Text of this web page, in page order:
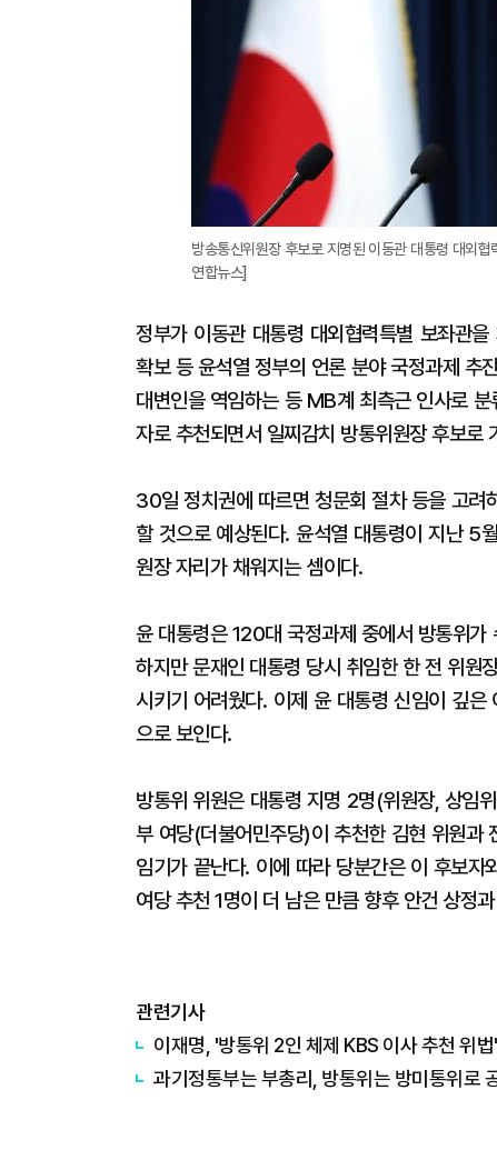
방송통신위원장 후보로 지명된 이동관 대통령 대외
연합뉴스]
정부가 이동관 대통령 대외협력특별 보좌관
확보 등 윤석열 정부의 언론 분야 국정과제 추
대변인을 역임하는 등 MB계 최측근 인사로
자로 추천되면서 일찌감치 방통위원장 후보로
30일 정치권에 따르면 청문회 절차 등을 고려
할 것으로 예상된다. 윤석열 대통령이 지난 5
원장 자리가 채워지는 셈이다.
윤 대통령은 120대 국정과제 중에서 방통위가
하지만 문재인 대통령 당시 취임한 한 전 위원
시키기 어려웠다. 이제 윤 대통령 신임이 깊
으로 보인다.
방통위 위원은 대통령 지명 2명(위원장, 상임
부 여당(더불어민주당)이 추천한 김현 위원
임기가 끝난다. 이에 따라 당분간은 이 후보
여당 추천 1명이 더 남은 만큼 향후 안건 상정
관련기사
이재명, '방통위 2인 체제 KBS 이사 추천 위법
과기정통부는 부총리, 방통위는 방미통위로